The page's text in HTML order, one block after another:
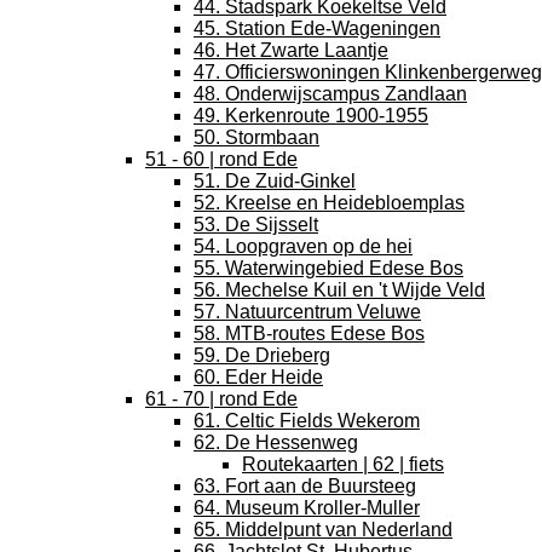
44. Stadspark Koekeltse Veld
45. Station Ede-Wageningen
46. Het Zwarte Laantje
47. Officierswoningen Klinkenbergerweg
48. Onderwijscampus Zandlaan
49. Kerkenroute 1900-1955
50. Stormbaan
51 - 60 | rond Ede
51. De Zuid-Ginkel
52. Kreelse en Heidebloemplas
53. De Sijsselt
54. Loopgraven op de hei
55. Waterwingebied Edese Bos
56. Mechelse Kuil en 't Wijde Veld
57. Natuurcentrum Veluwe
58. MTB-routes Edese Bos
59. De Drieberg
60. Eder Heide
61 - 70 | rond Ede
61. Celtic Fields Wekerom
62. De Hessenweg
Routekaarten | 62 | fiets
63. Fort aan de Buursteeg
64. Museum Kroller-Muller
65. Middelpunt van Nederland